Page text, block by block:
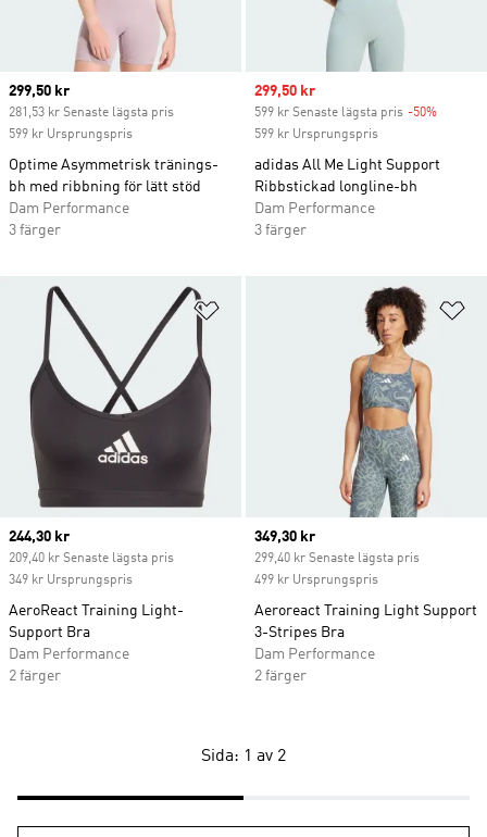
Current price
299,50 kr
281,53 kr Senaste lägsta pris
599 kr Ursprungspris
Optime Asymmetrisk tränings-
bh med ribbning för lätt stöd
Dam Performance
3 färger
Sale price
299,50 kr
599 kr Senaste lägsta pris -50%
599 kr Ursprungspris
adidas All Me Light Support
Ribbstickad longline-bh
Dam Performance
3 färger
Lägg till på önskelistan
Current price
244,30 kr
209,40 kr Senaste lägsta pris
349 kr Ursprungspris
AeroReact Training Light-
Support Bra
Dam Performance
2 färger
Current price
349,30 kr
299,40 kr Senaste lägsta pris
499 kr Ursprungspris
Aeroreact Training Light Support
3-Stripes Bra
Dam Performance
2 färger
Sida: 1 av 2